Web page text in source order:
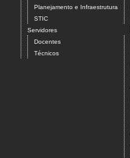
Planejamento e Infraestrutura
STIC
Servidores
Docentes
Técnicos